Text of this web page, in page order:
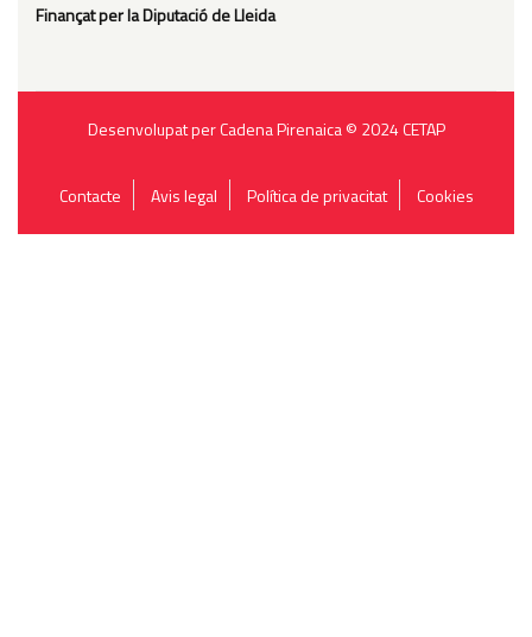
Finançatper la Diputació de Lleida
Desenvolupat per Cadena Pirenaica © 2024 CETAP
Contacte Avis legal Política de privacitat Cookies